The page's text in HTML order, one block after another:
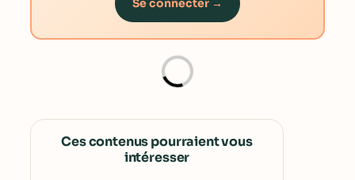
Se connecter →
Ces contenus pourraient vous
intéresser